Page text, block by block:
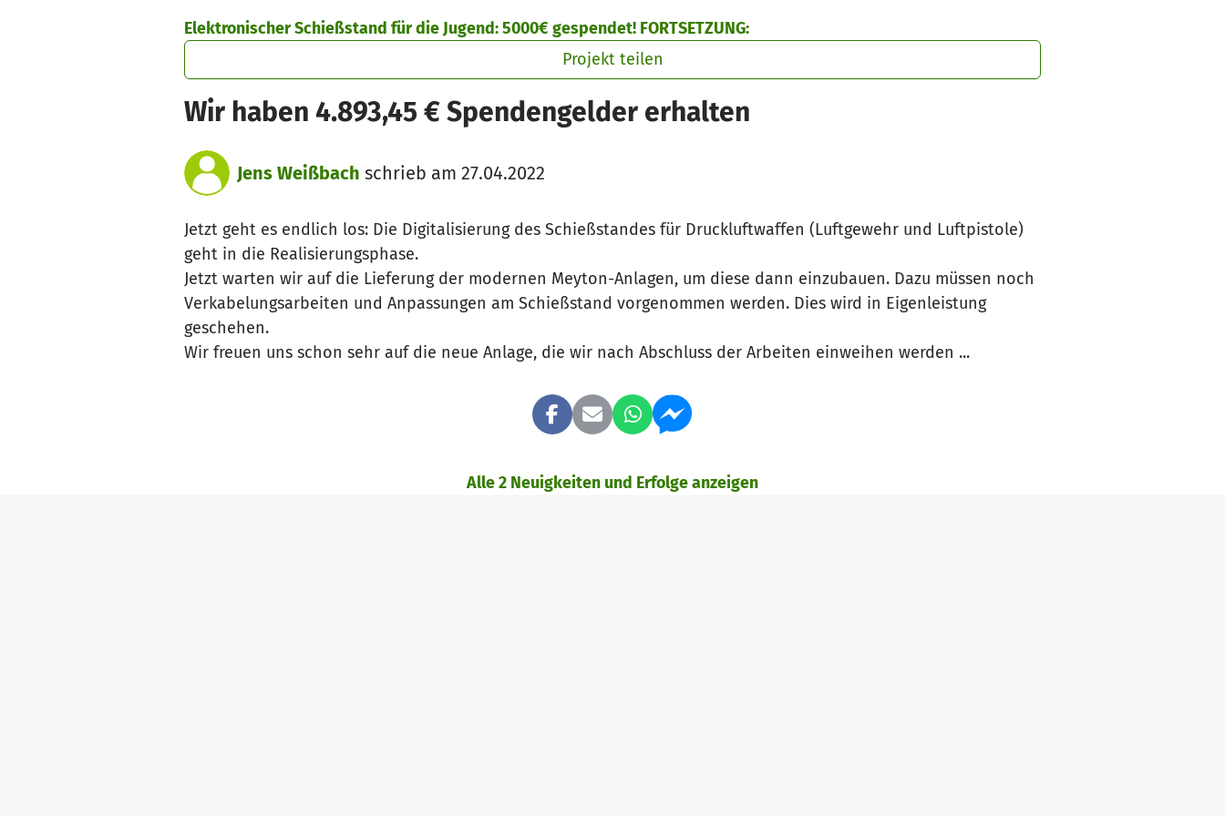
Elektronischer Schießstand für die Jugend: 5000€ gespendet! FORTSETZUNG:
Projekt teilen
Wir haben 4.893,45 € Spendengelder erhalten
Jens Weißbach schrieb am 27.04.2022
Jetzt geht es endlich los: Die Digitalisierung des Schießstandes für Druckluftwaffen (Luftgewehr und Luftpistole)
geht in die Realisierungsphase.
Jetzt warten wir auf die Lieferung der modernen Meyton-Anlagen, um diese dann einzubauen. Dazu müssen noch
Verkabelungsarbeiten und Anpassungen am Schießstand vorgenommen werden. Dies wird in Eigenleistung
geschehen.
Wir freuen uns schon sehr auf die neue Anlage, die wir nach Abschluss der Arbeiten einweihen werden ...
Alle 2 Neuigkeiten und Erfolge anzeigen